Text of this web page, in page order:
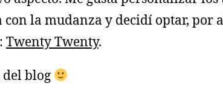
con la mudanza y decidí optar, por
Twenty Twenty.
del blog